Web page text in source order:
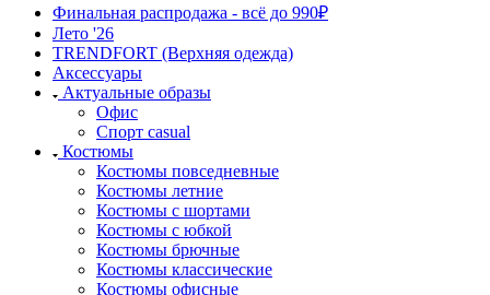
Финальная распродажа - всё до 990₽
Лето '26
TRENDFORT (Верхняя одежда)
Аксессуары
Актуальные образы
Офис
Спорт casual
Костюмы
Костюмы повседневные
Костюмы летние
Костюмы с шортами
Костюмы с юбкой
Костюмы брючные
Костюмы классические
Костюмы офисные